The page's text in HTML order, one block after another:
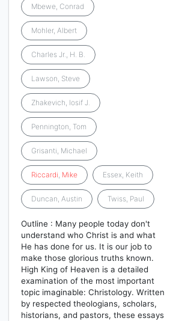
Mbewe, Conrad
Mohler, Albert
Charles Jr., H. B.
Lawson, Steve
Zhakevich, Iosif J.
Pennington, Tom
Grisanti, Michael
Riccardi, Mike Essex, Keith
Duncan, Austin Twiss, Paul
Outline : Many people today don't
understand who Christ is and what
He has done for us. It is our job to
make those glorious truths known.
High King of Heaven is a detailed
examination of the most important
topic imaginable: Christology. Written
by respected theologians, scholars,
historians, and pastors, these essays